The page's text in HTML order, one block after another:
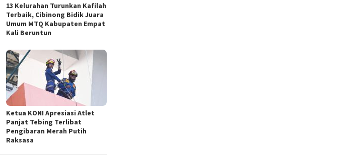
13 Kelurahan Turunkan Kafilah
Terbaik, Cibinong Bidik Juara
Umum MTQ Kabupaten Empat
Kali Beruntun
Ketua KONI Apresiasi Atlet
Panjat Tebing Terlibat
Pengibaran Merah Putih
Raksasa